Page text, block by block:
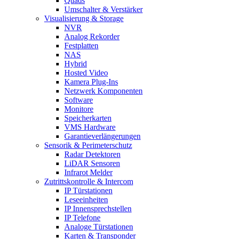
Umschalter & Verstärker
Visualisierung & Storage
NVR
Analog Rekorder
Festplatten
NAS
Hybrid
Hosted Video
Kamera Plug-Ins
Netzwerk Komponenten
Software
Monitore
Speicherkarten
VMS Hardware
Garantieverlängerungen
Sensorik & Perimeterschutz
Radar Detektoren
LiDAR Sensoren
Infrarot Melder
Zutrittskontrolle & Intercom
IP Türstationen
Leseeinheiten
IP Innensprechstellen
IP Telefone
Analoge Türstationen
Karten & Transponder